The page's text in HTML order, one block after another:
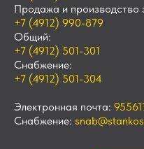
Продажа и производство
+7 (4912) 990-879
Общий:
+7 (4912) 501-301
Снабжение:
+7 (4912) 501-304
Электронная почта:
Снабжение: